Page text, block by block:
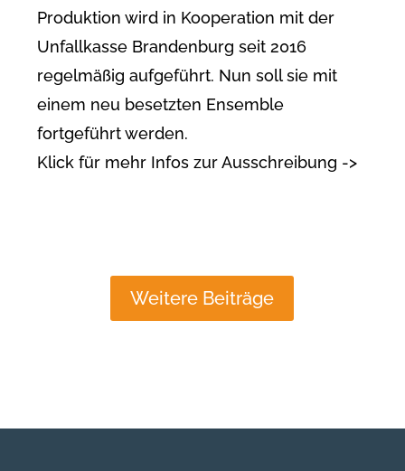
Produktion wird in Kooperation mit der
Unfallkasse Brandenburg seit 2016
regelmäßig aufgeführt. Nun soll sie mit
einem neu besetzten Ensemble
fortgeführt werden.
Klick für mehr Infos zur Ausschreibung ->
Weitere Beiträge